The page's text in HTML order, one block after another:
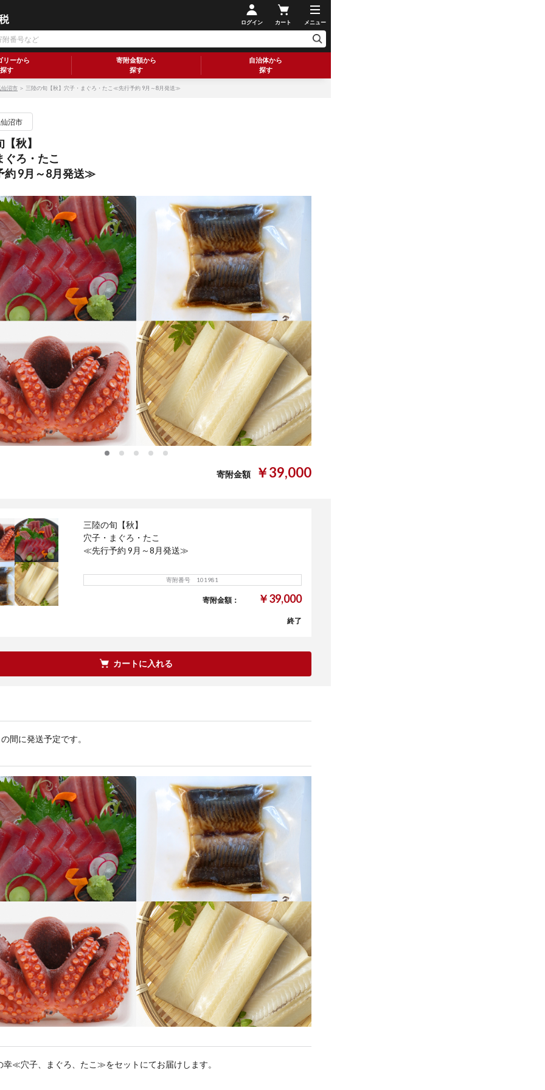
ログイン カート メニュー
リーから
探す
寄附金額から
探す
自治体から
探す
仙沼市 ＞ 三陸の旬【秋】穴子・まぐろ・たこ≪先行予約 9月～8月発送≫
沼市
秋】
ぐろ・たこ
9月～8月発送≫
寄附金額 ￥39,000
三陸の旬【秋】
穴子・まぐろ・たこ
≪先行予約 9月～8月発送≫
寄附番号 101981
寄附金額： ￥39,000
終了
カートに入れる
間に発送予定です。
幸≪穴子、まぐろ、たこ≫をセットにてお届けします。